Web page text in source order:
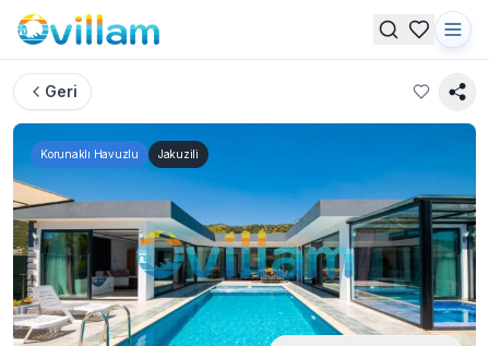
Geri
Korunaklı Havuzlu Jakuzili